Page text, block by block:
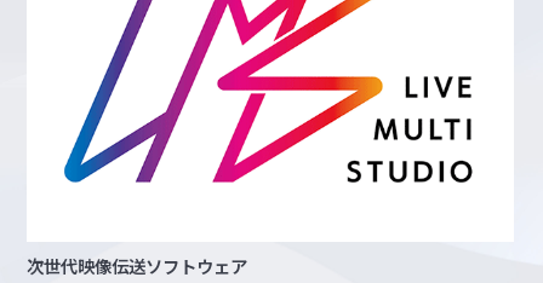
次世代映像伝送ソフトウェア